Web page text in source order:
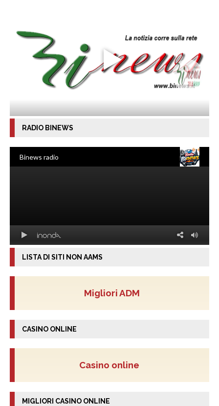
RADIO BINEWS
LISTA DI SITI NON AAMS
Migliori ADM
CASINO ONLINE
Casino online
MIGLIORI CASINO ONLINE